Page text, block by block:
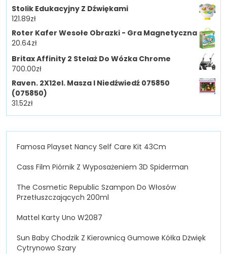
Stolik Edukacyjny Z Dźwiękami
121.89zł
Roter Kafer Wesołe Obrazki - Gra Magnetyczna
20.64zł
Britax Affinity 2 Stelaż Do Wózka Chrome
700.00zł
Raven. 2X12el. Masza I Niedźwiedź 075850
(075850)
31.52zł
Famosa Playset Nancy Self Care Kit 43Cm
Cass Film Piórnik Z Wyposażeniem 3D Spiderman
The Cosmetic Republic Szampon Do Włosów
Przetłuszczających 200ml
Mattel Karty Uno W2087
Sun Baby Chodzik Z Kierownicą Gumowe Kółka Dżwięk
Cytrynowo Szary